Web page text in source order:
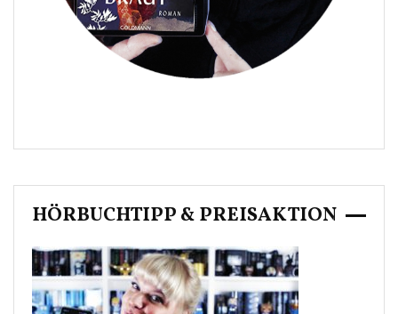
HÖRBUCHTIPP & PREISAKTION